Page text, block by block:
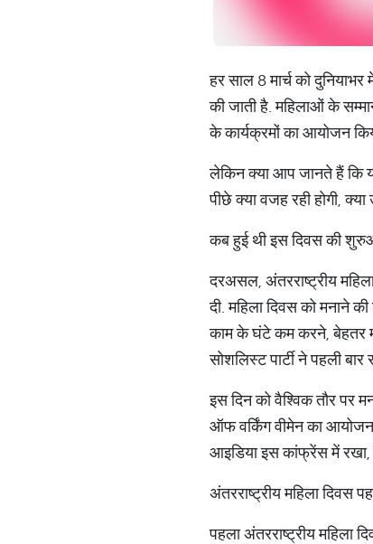
हर साल 8 मार्च को
की जाती है. महिलाओं के
के कार्यक्रमों का आयोजन
लेकिन क्या आप जानते हैं कि
पीछे क्या वजह रही होगी,
कब हुई थी इस दिवस की
दरअसल, अंतरराष्ट्रीय
दी. महिला दिवस को मनाने
काम के घंटे कम करने, बेहतर
सोशलिस्ट पार्टी ने पहली
इस दिन को वैश्विक तौर पर
ऑफ वर्किंग वीमेन का
आइडिया इस कांफ्रेंस में रखा,
अंतरराष्ट्रीय महिला दिवस
पहला अंतरराष्ट्रीय महिला